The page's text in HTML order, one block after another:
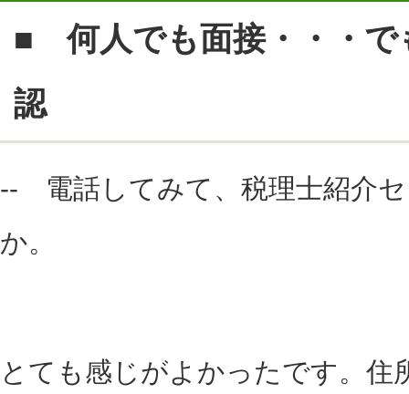
■ 何人でも面接・・・で
認
-- 電話してみて、税理士紹介
か。
とても感じがよかったです。住